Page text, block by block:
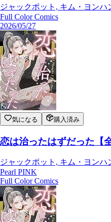
ジャックポット, キム・ヨンハ
Full Color Comics
2026/05/27
気になる 購入済み
恋は治ったはずだった【
ジャックポット, キム・ヨンハ
Pearl PINK
Full Color Comics